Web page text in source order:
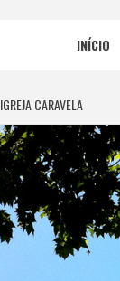
INÍCIO
IGREJA CARAVELA